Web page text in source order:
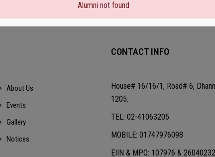
Alumni not found
About Us
Events
Gallery
Notices
CONTACT INFO
House# 16/16/1, Road# 6,
1205.
TEL: 02-41063205
MOBILE: 01747976098
EIIN & MPO: 107976 &